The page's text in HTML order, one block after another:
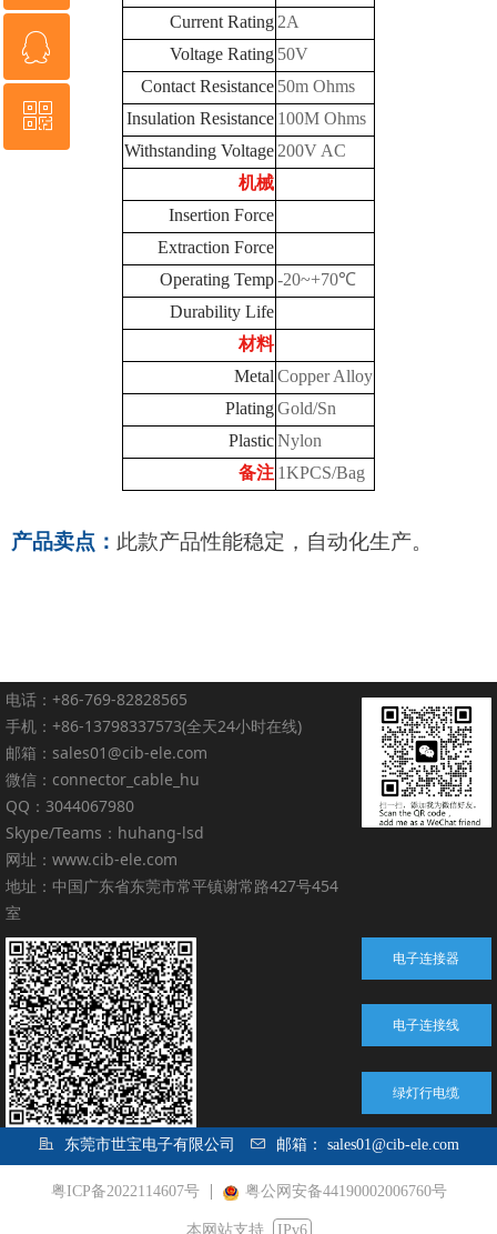
Current Rating 2A
Voltage Rating 50V
Contact Resistance 50m Ohms
Insulation Resistance 100M Ohms
Withstanding Voltage 200V AC
机械
Insertion Force
Extraction Force
Operating Temp-20~+70℃
Durability Life
材料
Metal Copper Alloy
PlatingGold/Sn
PlasticNylon
备注 1KPCS/Bag
产品卖点： 此款产品性能稳定，自动化生产。
电话：+86-769-82828565
手机：+86-13798337573(全天24小时在线)
邮箱：sales01@cib-ele.com
微信：connector_cable_hu
QQ：3044067980
Skype/Teams：huhang-lsd
网址：www.cib-ele.com
地址：中国广东省东莞市常平镇谢常路427号454
室
绿灯行电缆
电子连接器
电子连接线
东莞市世宝电子有限公司 邮箱： sales01@cib-ele.com
粤ICP备2022114607号 粤公网安备44190002006760号
本网站支持 IPv6
076982828565
ꁗ
QQ客服
ꀥ